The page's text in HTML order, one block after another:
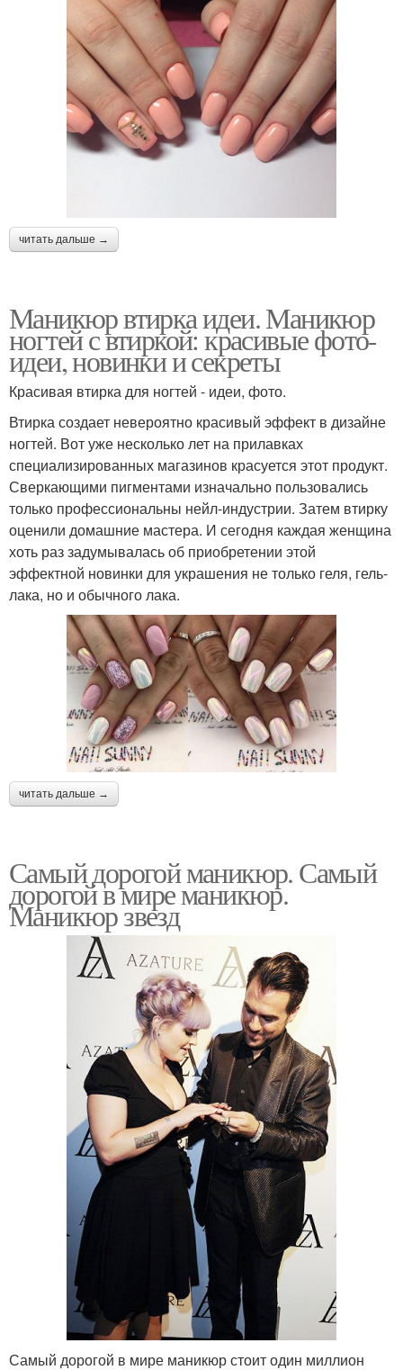
читать дальше →
Маникюр втирка идеи. Маникюр
ногтей с втиркой: красивые фото-
идеи, новинки и секреты
Красивая втирка для ногтей - идеи, фото.
Втирка создает невероятно красивый эффект в дизайне
ногтей. Вот уже несколько лет на прилавках
специализированных магазинов красуется этот продукт.
Сверкающими пигментами изначально пользовались
только профессиональны нейл-индустрии. Затем втирку
оценили домашние мастера. И сегодня каждая женщина
хоть раз задумывалась об приобретении этой
эффектной новинки для украшения не только геля, гель-
лака, но и обычного лака.
читать дальше →
Самый дорогой маникюр. Самый
дорогой в мире маникюр.
Маникюр звезд
Самый дорогой в мире маникюр стоит один миллион